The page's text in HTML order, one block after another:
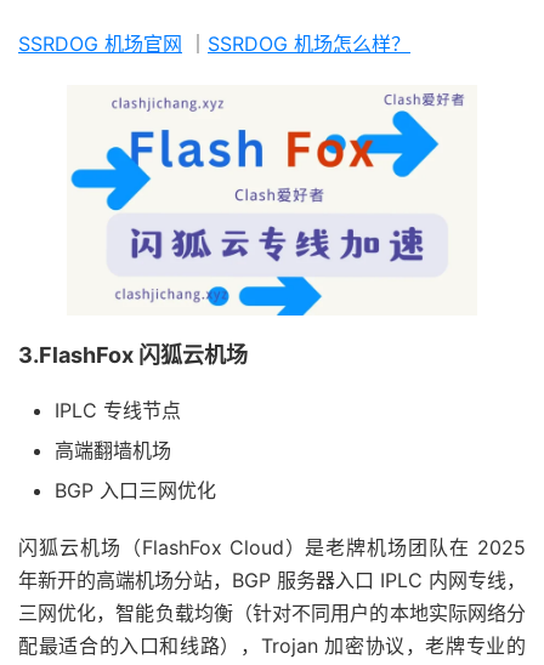
SSRDOG 机场官网 SSRDOG 机场怎么样？
3.FlashFox 闪狐云机场
IPLC 专线节点
高端翻墙机场
BGP 入口三网优化
闪狐云机场（FlashFox Cloud）是老牌机场团队在 2025
年新开的高端机场分站，BGP 服务器入口 IPLC 内网专线，
三网优化，智能负载均衡（针对不同用户的本地实际网络分
配最适合的入口和线路），Trojan 加密协议，老牌专业的